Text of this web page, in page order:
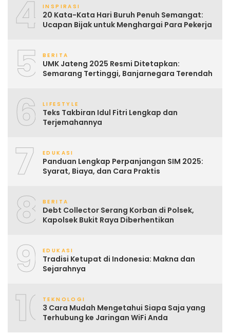
4 INSPIRASI
20 Kata-Kata Hari Buruh Penuh Semangat:
Ucapan Bijak untuk Menghargai Para Pekerja
5 BERITA
UMK Jateng 2025 Resmi Ditetapkan:
Semarang Tertinggi, Banjarnegara Terendah
6 LIFESTYLE
Teks Takbiran Idul Fitri Lengkap dan
Terjemahannya
7 EDUKASI
Panduan Lengkap Perpanjangan SIM 2025:
Syarat, Biaya, dan Cara Praktis
8 BERITA
Debt Collector Serang Korban di Polsek,
Kapolsek Bukit Raya Diberhentikan
9 EDUKASI
Tradisi Ketupat di Indonesia: Makna dan
Sejarahnya
10TEKNOLOGI
3 Cara Mudah Mengetahui Siapa Saja yang
Terhubung ke Jaringan WiFi Anda